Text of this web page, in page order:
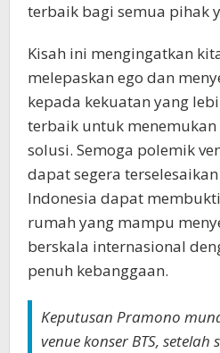
terbaik bagi semua pihak
Kisah ini mengingatkan
melepaskan ego dan
kepada kekuatan yang
terbaik untuk
solusi. Semoga polemik
dapat segera
Indonesia dapat
rumah yang mampu
berskala internasional
penuh kebanggaan.
Keputusan Pramono
venue konser BTS,